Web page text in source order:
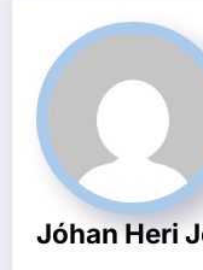
Jóhan Heri